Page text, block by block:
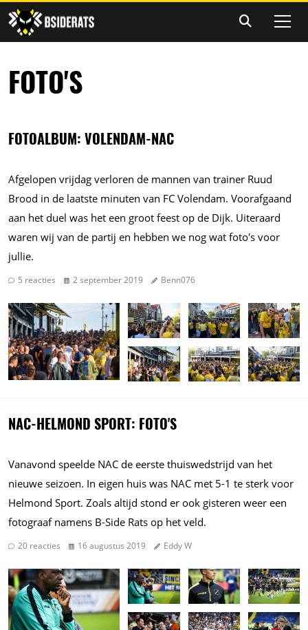
FOTO'S
FOTOALBUM: VOLENDAM-NAC
Afgelopen vrijdag verloren de mannen van trainer Ruud
Brood in de laatste minuten van FC Volendam. Voorafgaand
aan het duel was het een groot feest op de Dijk. Uiteraard
waren wij van de partij en hebben we nog wat foto's voor
jullie.
5 reacties 2 september 2019 Benn076
NAC-HELMOND SPORT: FOTO'S
Vanavond speelde NAC de eerste thuiswedstrijd van het
nieuwe seizoen. In eigen huis was NAC met 5-1 te sterk voor
Helmond Sport. Zoals altijd stond er ook gisteren weer een
fotograaf namens B-Side Rats op het veld.
20 reacties 16 augustus 2019 Eddy W